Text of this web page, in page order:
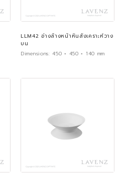
LLM42 อ่างล้างหน้าหินสังเคราะห์วาง
บน
Dimensions:450 × 450 × 140 mm